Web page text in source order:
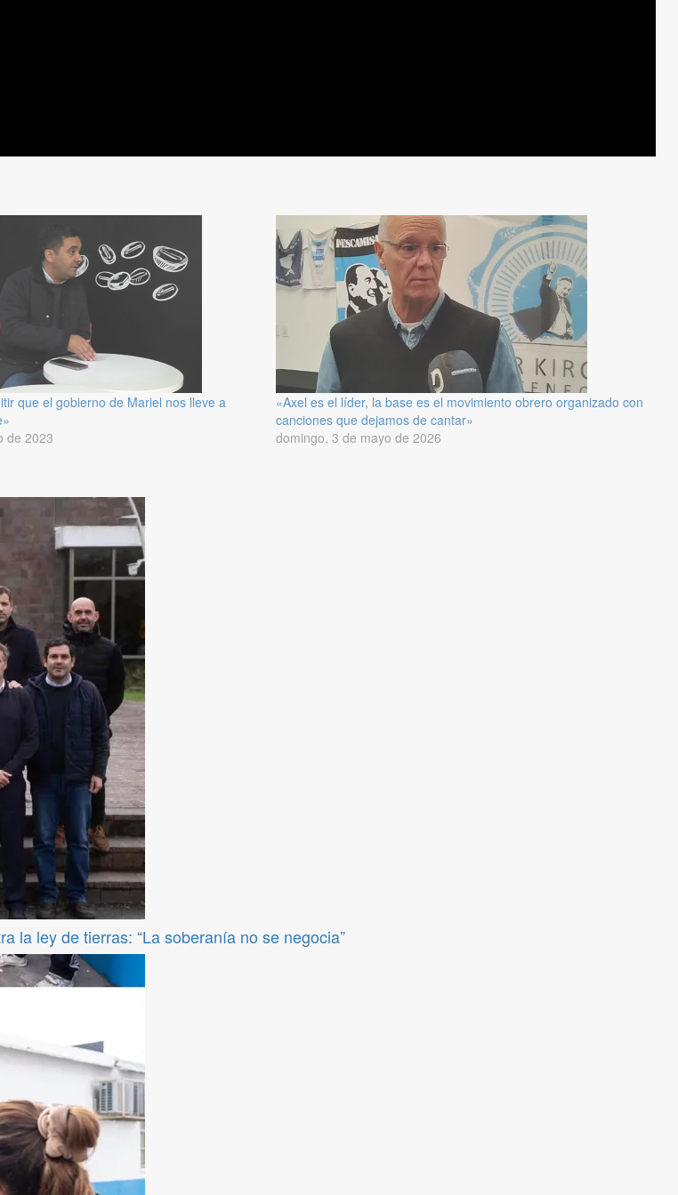
que el gobierno de Mariel nos lleve a
de 2023
«Axel es el líder, la base es el movimiento obrero organizado con
canciones que dejamos de cantar»
domingo, 3 de mayo de 2026
la ley de tierras: “La soberanía no se negocia”